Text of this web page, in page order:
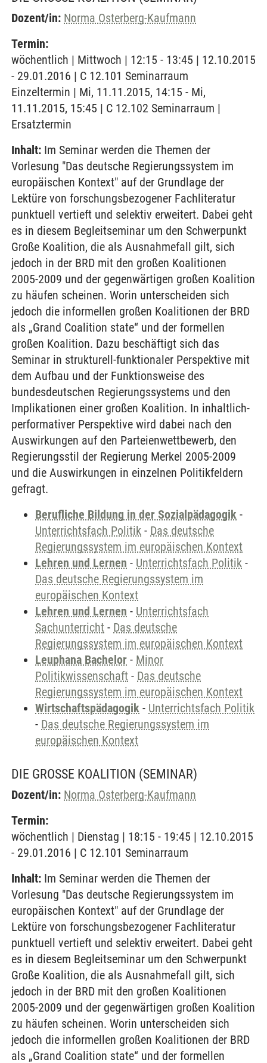
Dozent/in: Norma Osterberg-Kaufmann
Termin:
wöchentlich | Mittwoch | 12:15 - 13:45 | 12.10.2015
- 29.01.2016 | C 12.101 Seminarraum
Einzeltermin | Mi, 11.11.2015, 14:15 - Mi,
11.11.2015, 15:45 | C 12.102 Seminarraum |
Ersatztermin
Inhalt: Im Seminar werden die Themen der
Vorlesung "Das deutsche Regierungssystem im
europäischen Kontext" auf der Grundlage der
Lektüre von forschungsbezogener Fachliteratur
punktuell vertieft und selektiv erweitert. Dabei geht
es in diesem Begleitseminar um den Schwerpunkt
Große Koalition, die als Ausnahmefall gilt, sich
jedoch in der BRD mit den großen Koalitionen
2005-2009 und der gegenwärtigen großen Koalition
zu häufen scheinen. Worin unterscheiden sich
jedoch die informellen großen Koalitionen der BRD
als „Grand Coalition state“ und der formellen
großen Koalition. Dazu beschäftigt sich das
Seminar in strukturell-funktionaler Perspektive mit
dem Aufbau und der Funktionsweise des
bundesdeutschen Regierungssystems und den
Implikationen einer großen Koalition. In inhaltlich-
performativer Perspektive wird dabei nach den
Auswirkungen auf den Parteienwettbewerb, den
Regierungsstil der Regierung Merkel 2005-2009
und die Auswirkungen in einzelnen Politikfeldern
gefragt.
Berufliche Bildung in der Sozialpädagogik -
Unterrichtsfach Politik - Das deutsche
Regierungssystem im europäischen Kontext
Lehren und Lernen - Unterrichtsfach Politik -
Das deutsche Regierungssystem im
europäischen Kontext
Lehren und Lernen - Unterrichtsfach
Sachunterricht - Das deutsche
Regierungssystem im europäischen Kontext
Leuphana Bachelor - Minor
Politikwissenschaft - Das deutsche
Regierungssystem im europäischen Kontext
Wirtschaftspädagogik - Unterrichtsfach Politik
- Das deutsche Regierungssystem im
europäischen Kontext
DIE GROSSE KOALITION (SEMINAR)
Dozent/in: Norma Osterberg-Kaufmann
Termin:
wöchentlich | Dienstag | 18:15 - 19:45 | 12.10.2015
- 29.01.2016 | C 12.101 Seminarraum
Inhalt: Im Seminar werden die Themen der
Vorlesung "Das deutsche Regierungssystem im
europäischen Kontext" auf der Grundlage der
Lektüre von forschungsbezogener Fachliteratur
punktuell vertieft und selektiv erweitert. Dabei geht
es in diesem Begleitseminar um den Schwerpunkt
Große Koalition, die als Ausnahmefall gilt, sich
jedoch in der BRD mit den großen Koalitionen
2005-2009 und der gegenwärtigen großen Koalition
zu häufen scheinen. Worin unterscheiden sich
jedoch die informellen großen Koalitionen der BRD
als „Grand Coalition state“ und der formellen